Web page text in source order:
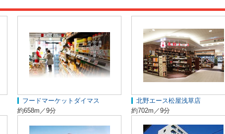
フードマーケットダイマス
約658m／9分
北野エース松屋浅草店
約702m／9分